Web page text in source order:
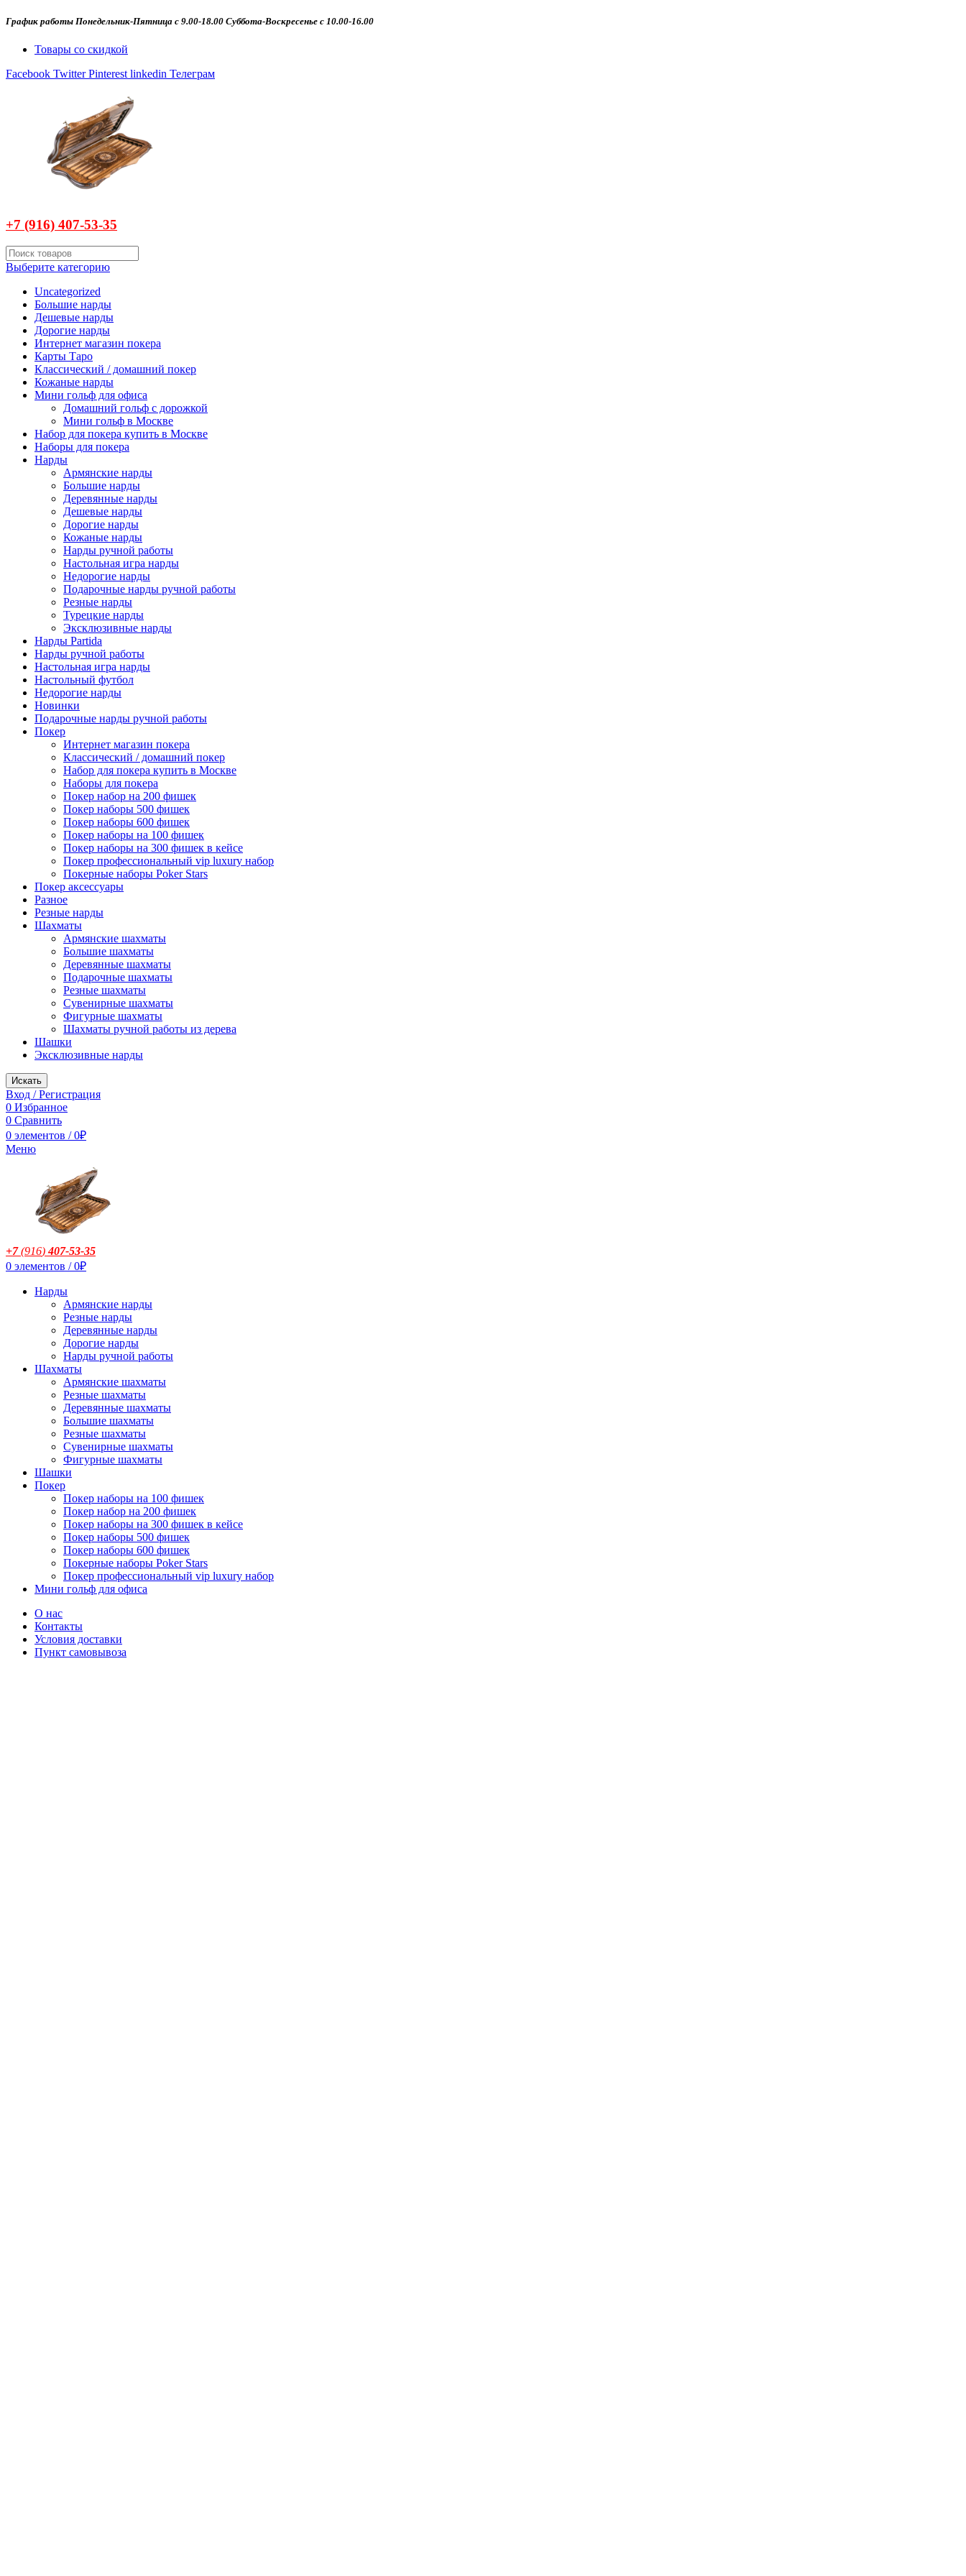
График работы Понедельник-Пятница с 9.00-18.00 Суббота-Воскресенье с 10.00-16.00
Товары со скидкой
Facebook Twitter Pinterest linkedin Телеграм
+7 (916) 407-53-35
Выберите категорию
Uncategorized
Большие нарды
Дешевые нарды
Дорогие нарды
Интернет магазин покера
Карты Таро
Классический / домашний покер
Кожаные нарды
Мини гольф для офиса
Домашний гольф с дорожкой
Мини гольф в Москве
Набор для покера купить в Москве
Наборы для покера
Нарды
Армянские нарды
Большие нарды
Деревянные нарды
Дешевые нарды
Дорогие нарды
Кожаные нарды
Нарды ручной работы
Настольная игра нарды
Недорогие нарды
Подарочные нарды ручной работы
Резные нарды
Турецкие нарды
Эксклюзивные нарды
Нарды Partida
Нарды ручной работы
Настольная игра нарды
Настольный футбол
Недорогие нарды
Новинки
Подарочные нарды ручной работы
Покер
Интернет магазин покера
Классический / домашний покер
Набор для покера купить в Москве
Наборы для покера
Покер набор на 200 фишек
Покер наборы 500 фишек
Покер наборы 600 фишек
Покер наборы на 100 фишек
Покер наборы на 300 фишек в кейсе
Покер профессиональный vip luxury набор
Покерные наборы Poker Stars
Покер аксессуары
Разное
Резные нарды
Шахматы
Армянские шахматы
Большие шахматы
Деревянные шахматы
Подарочные шахматы
Резные шахматы
Сувенирные шахматы
Фигурные шахматы
Шахматы ручной работы из дерева
Шашки
Эксклюзивные нарды
Искать
Вход / Регистрация
0 Избранное
0 Сравнить
0 элементов / 0₽
Меню
+7(916)407-53-35
0 элементов / 0₽
Нарды
Армянские нарды
Резные нарды
Деревянные нарды
Дорогие нарды
Нарды ручной работы
Шахматы
Армянские шахматы
Резные шахматы
Деревянные шахматы
Большие шахматы
Резные шахматы
Сувенирные шахматы
Фигурные шахматы
Шашки
Покер
Покер наборы на 100 фишек
Покер набор на 200 фишек
Покер наборы на 300 фишек в кейсе
Покер наборы 500 фишек
Покер наборы 600 фишек
Покерные наборы Poker Stars
Покер профессиональный vip luxury набор
Мини гольф для офиса
О нас
Контакты
Условия доставки
Пункт самовывоза